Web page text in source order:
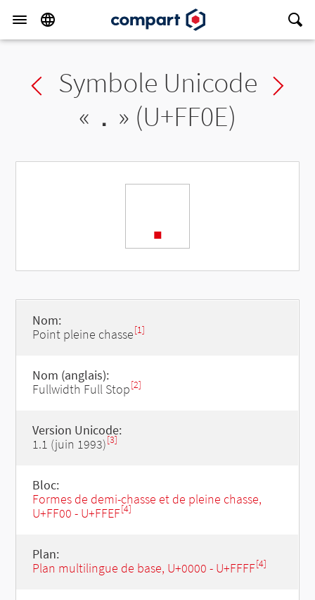
Previous char
Symbole Unicode
« ． » (U+FF0E)
．
Nom:
Point pleine chasse[1]
Nom (anglais):
Fullwidth Full Stop[2]
Version Unicode:
1.1 (juin 1993)[3]
Bloc:
Formes de demi-chasse et de pleine chasse,
U+FF00 - U+FFEF[4]
Plan:
Plan multilingue de base, U+0000 - U+FFFF[4]